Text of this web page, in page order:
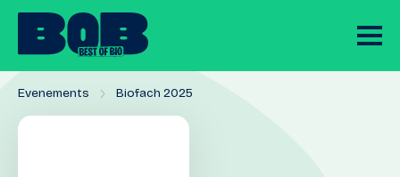
Evenements Biofach 2025